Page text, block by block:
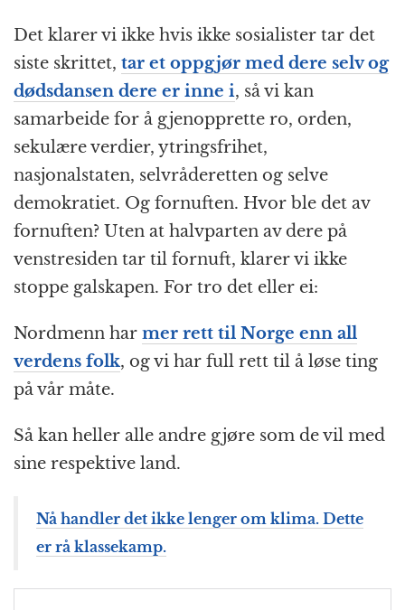
Det klarer vi ikke hvis ikke sosialister tar det
siste skrittet, tar et oppgjør med dere selv og
dødsdansen dere er inne i, så vi kan
samarbeide for å gjenopprette ro, orden,
sekulære verdier, ytringsfrihet,
nasjonalstaten, selvråderetten og selve
demokratiet. Og fornuften. Hvor ble det av
fornuften? Uten at halvparten av dere på
venstresiden tar til fornuft, klarer vi ikke
stoppe galskapen. For tro det eller ei:
Nordmenn har mer rett til Norge enn all
verdens folk, og vi har full rett til å løse ting
på vår måte.
Så kan heller alle andre gjøre som de vil med
sine respektive land.
Nå handler det ikke lenger om klima. Dette
er rå klassekamp.